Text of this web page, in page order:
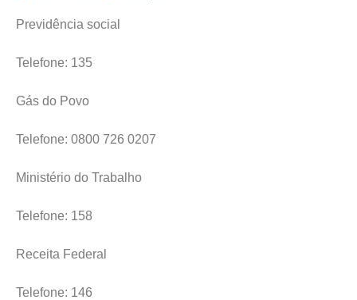
Previdência social
Telefone: 135
Gás do Povo
Telefone: 0800 726 0207
Ministério do Trabalho
Telefone: 158
Receita Federal
Telefone: 146